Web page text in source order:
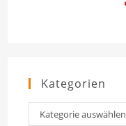
Kategorien
Kategorien
Kategorie auswählen